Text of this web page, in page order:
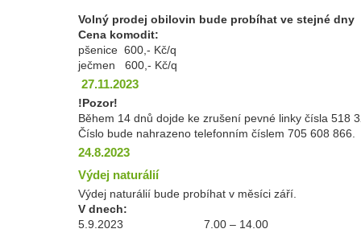
Volný prodej obilovin bude probíhat ve stejné dny
Cena komodit:
pšenice 600,- Kč/q
ječmen 600,- Kč/q
27.11.2023
!Pozor!
Během 14 dnů dojde ke zrušení pevné linky čísla 518
Číslo bude nahrazeno telefonním číslem 705 608 866.
24.8.2023
Výdej naturálií
Výdej naturálií bude probíhat v měsíci září.
V dnech:
5.9.2023 7.00 – 14.00